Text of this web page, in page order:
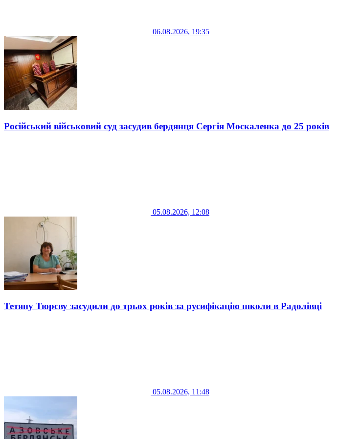
06.08.2026, 19:35
Російський військовий суд засудив бердянця Сергія Москаленка до 25 років
05.08.2026, 12:08
Тетяну Тюрєву засудили до трьох років за русифікацію школи в Радолівці
05.08.2026, 11:48